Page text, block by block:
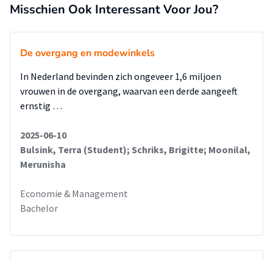
Misschien Ook Interessant Voor Jou?
De overgang en modewinkels
In Nederland bevinden zich ongeveer 1,6 miljoen
vrouwen in de overgang, waarvan een derde aangeeft
ernstig …
2025-06-10
Bulsink, Terra (Student); Schriks, Brigitte; Moonilal,
Merunisha
Economie & Management
Bachelor